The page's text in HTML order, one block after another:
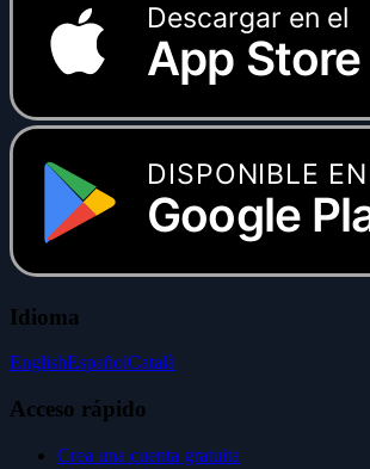
Descargar en el
App Store
DISPONIBLE EN
Google
Idioma
EnglishEspañolCatalà
Acceso rápido
Crea una cuenta gratuita